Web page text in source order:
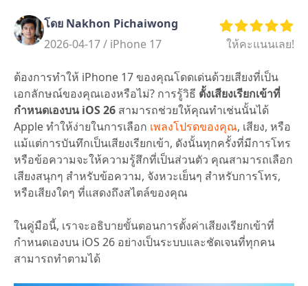
Tenorshare
PDNob
New
iAnyGo
โดย Nakhon Pichaiwong
2026-04-17 / iPhone 17 ให้คะแนนเลย!
ต้องการทำให้ iPhone 17 ของคุณโดดเด่นด้วยเสียงที่เป็น
เอกลักษณ์ของคุณเองหรือไม่? การรู้วิธี ตั้งเสียงเรียกเข้าที่
กำหนดเองบน iOS 26 สามารถช่วยให้คุณทำเช่นนั้นได้
Apple ทำให้ง่ายในการเลือก เพลงโปรดของคุณ, เสียง, หรือ
แม้แต่การบันทึกเป็นเสียงเรียกเข้า, ดังนั้นทุกครั้งที่มีการโทร
หรือข้อความจะให้ความรู้สึกที่เป็นส่วนตัว คุณสามารถเลือก
เสียงสนุกๆ สำหรับข้อความ, จังหวะเย็นๆ สำหรับการโทร,
หรือเสียงใดๆ ที่แสดงถึงสไตล์ของคุณ
ในคู่มือนี้, เราจะอธิบายขั้นตอนการตั้งค่าเสียงเรียกเข้าที่
กำหนดเองบน iOS 26 อย่างเป็นระบบและชัดเจนที่ทุกคน
สามารถทำตามได้